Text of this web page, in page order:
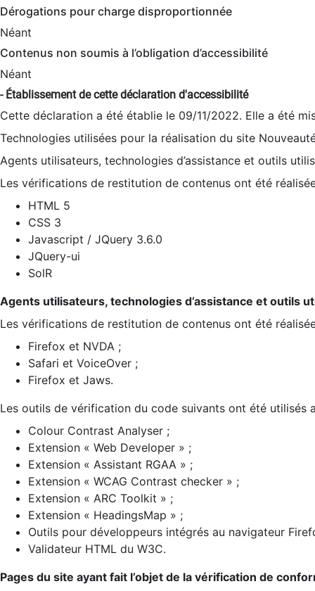
Dérogations pour charge disproportionnée
Néant
Contenus non soumis à l’obligation d’accessibilité
Néant
- Établissement de cette déclaration d'accessibilité
Cette déclaration a été établie le 09/11/2022. Elle a été
Technologies utilisées pour la réalisation du site
Agents utilisateurs, technologies d’assistance et outils
Les vérifications de restitution de contenus ont été
HTML 5
CSS 3
Javascript / JQuery 3.6.0
JQuery-ui
SolR
Agents utilisateurs, technologies d’assistance et outils
Les vérifications de restitution de contenus ont été
Firefox et NVDA ;
Safari et VoiceOver ;
Firefox et Jaws.
Les outils de vérification du code suivants ont été utilisés
Colour Contrast Analyser ;
Extension « Web Developer » ;
Extension « Assistant RGAA » ;
Extension « WCAG Contrast checker » ;
Extension « ARC Toolkit » ;
Extension « HeadingsMap » ;
Outils pour développeurs intégrés au navigateur
Validateur HTML du W3C.
Pages du site ayant fait l’objet de la vérification de